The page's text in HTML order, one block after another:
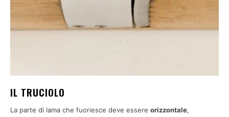
IL TRUCIOLO
La parte di lama che fuoriesce deve essere orizzontale,